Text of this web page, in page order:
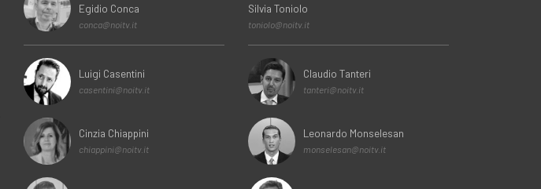
Egidio Conca
conca@noitv.it
Luigi Casentini
casentini@noitv.it
Cinzia Chiappini
chiappini@noitv.it
Silvia Toniolo
toniolo@noitv.it
Claudio Tanteri
tanteri@noitv.it
Leonardo Monselesan
monselesan@noitv.it